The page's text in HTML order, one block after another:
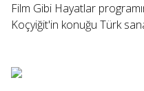
Film Gibi Hayatlar
Koçyiğit'in konuğu Türk